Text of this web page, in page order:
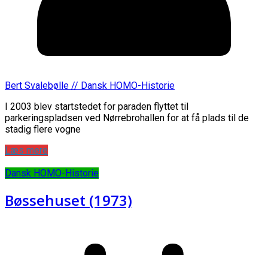
Bert Svalebølle // Dansk HOMO-Historie
I 2003 blev startstedet for paraden flyttet til
parkeringspladsen ved Nørrebrohallen for at få plads til de
stadig flere vogne
Læs mere
Dansk HOMO-Historie
Bøssehuset (1973)